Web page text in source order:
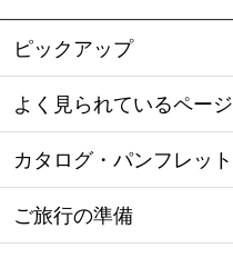
ピックアップ
よく見られているページ
カタログ・パンフレット
ご旅行の準備